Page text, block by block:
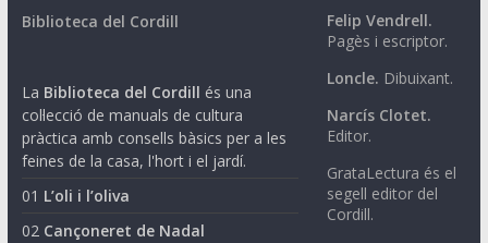
Biblioteca del Cordill
La Biblioteca del Cordill és una
col·lecció de manuals de cultura
pràctica amb consells bàsics per a les
feines de la casa, l'hort i el jardí.
01 L’oli i l’oliva
02 Cançoneret de Nadal
Felip Vendrell.
Pagès i escriptor.
Loncle. Dibuixant.
Narcís Clotet.
Editor.
GrataLectura és el
segell editor del
Cordill.